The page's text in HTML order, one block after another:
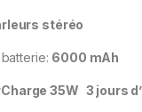
stéréo
6000 mAh
35W 3 jours